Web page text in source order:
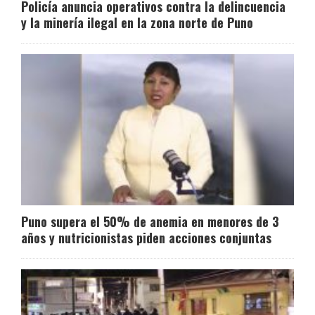
Policía anuncia operativos contra la delincuencia
y la minería ilegal en la zona norte de Puno
Puno supera el 50% de anemia en menores de 3
años y nutricionistas piden acciones conjuntas